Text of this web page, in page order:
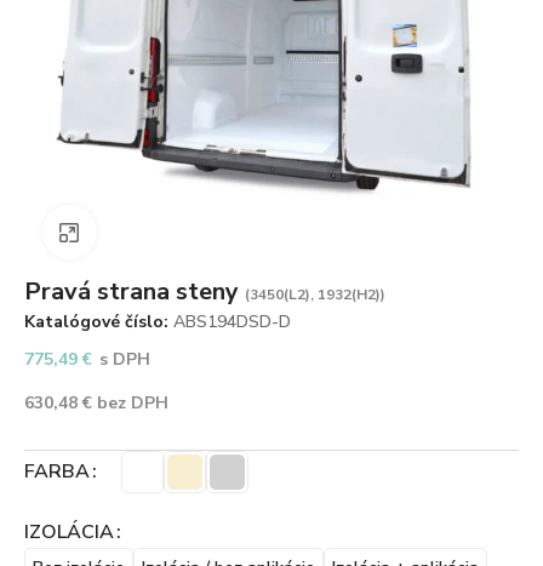
Pravá strana steny (3450(L2), 1932(H2))
Katalógové číslo: ABS194DSD-D
775,49€ s DPH
630,48€ bez DPH
FARBA
IZOLÁCIA